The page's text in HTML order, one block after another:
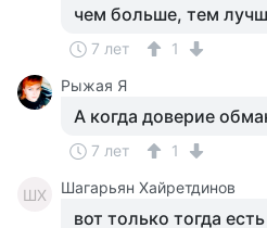
чем больше, тем
7 лет
1
Рыжая Я
А когда доверие
7 лет 1
ШХ Шагарьян Хайретдинов
вот только тогда